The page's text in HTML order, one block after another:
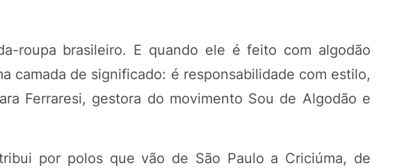
roupa brasileiro. E quando ele é feito com algodão
camada de significado: é responsabilidade com estilo,
Ferraresi, gestora do movimento Sou de Algodão e
por polos que vão de São Paulo a Criciúma, de